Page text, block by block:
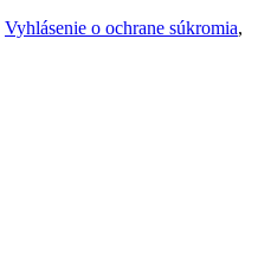
Vyhlásenie o ochrane súkromia,